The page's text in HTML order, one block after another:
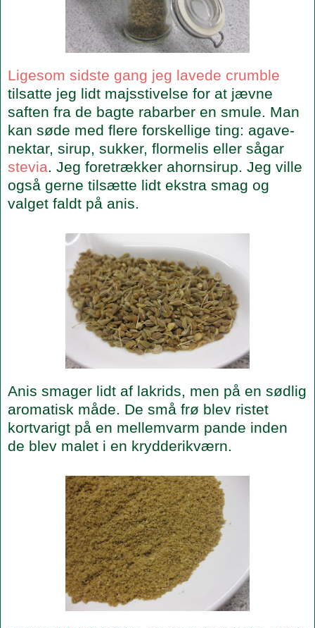
Ligesom sidste gang jeg lavede crumble
tilsatte jeg lidt majsstivelse for at jævne
saften fra de bagte rabarber en smule. Man
kan søde med flere forskellige ting: agave-
nektar, sirup, sukker, flormelis eller sågar
stevia. Jeg foretrækker ahornsirup. Jeg ville
også gerne tilsætte lidt ekstra smag og
valget faldt på anis.
Anis smager lidt af lakrids, men på en sødlig
aromatisk måde. De små frø blev ristet
kortvarigt på en mellemvarm pande inden
de blev malet i en krydderikværn.